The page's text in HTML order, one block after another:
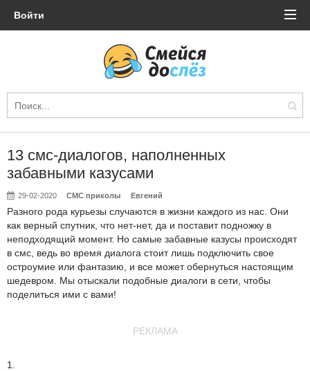
Войти
13 смс-диалогов, наполненных
забавными казусами
29-02-2020 СМС приколы Евгений
Разного рода курьезы случаются в жизни каждого из нас. Они
как верный спутник, что нет-нет, да и поставит подножку в
неподходящий момент. Но самые забавные казусы происходят
в смс, ведь во время диалога стоит лишь подключить свое
остроумие или фантазию, и все может обернуться настоящим
шедевром. Мы отыскали подобные диалоги в сети, чтобы
поделиться ими с вами!
РЕКЛАМА
1.